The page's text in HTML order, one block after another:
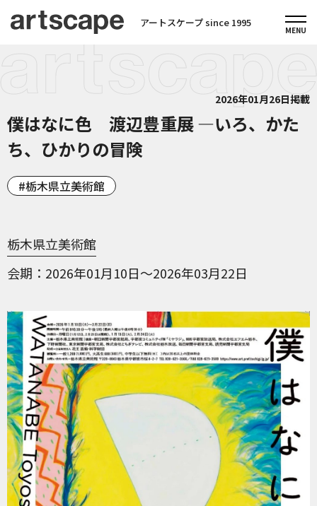
アートスケープ since 1995
2026年01月26日掲載
僕はなに色 渡辺豊重展 ―いろ、かた
ち、ひかりの冒険
栃木県立美術館
栃木県立美術館
会期
2026年01月10日～2026年03月22日